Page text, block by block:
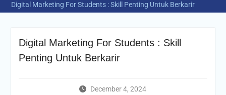
Digital Marketing For Students : Skill Penting Untuk Berkarir
Digital Marketing For Students : Skill
Penting Untuk Berkarir
December 4, 2024